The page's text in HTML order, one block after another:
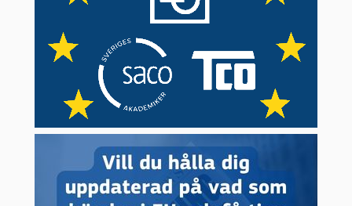
rådgivare.
Så tillsätts en ny kommission
Vart femte år tillsätts en ny kommission av
Europaparlamentet. Den nuvarande
kommissionen där Ursula von der Leyen är
När en ny kommission ska väljas föreslår
medlemsländerna sina egna kandidater. När